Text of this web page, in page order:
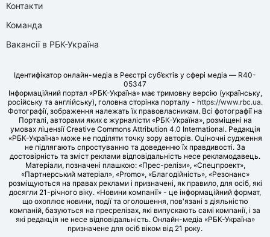
Контакти
Команда
Вакансії в РБК-Україна
Ідентифікатор онлайн-медіа в Реєстрі суб’єктів у сфері медіа — R40-
05347
Інформаційний портал «РБК-Україна» має тримовну версію (українську,
російську та англійську), головна сторінка порталу - https://www.rbc.ua.
Фотографії, зображення належать їх правовласникам. Всі фотографії на
Порталі, авторами яких є журналісти «РБК-Україна», розміщені на
умовах ліцензії Creative Commons Attribution 4.0 International. Редакція
«РБК-Україна» може не поділяти точку зору авторів. Оціночні судження
не підлягають спростуванню та доведенню їх правдивості. За
достовірність та зміст реклами відповідальність несе рекламодавець.
Матеріали, позначені плашкою: «Прес-релізи», «Спецпроект»,
«Партнерський матеріал», «Promo», «Благодійність», «Резонанс»
розміщуються на правах реклами і призначені, як правило, для осіб, які
досягли 21-річного віку. «Новини компанії» - це інформаційний формат,
що охоплює новини, події та оголошення, пов'язані з діяльністю
компаній, базуються на пресрелізах, які випускають самі компанії, і за
які редакція не несе відповідальність. Онлайн-медіа «РБК-Україна»
призначене для осіб віком від 21 року.